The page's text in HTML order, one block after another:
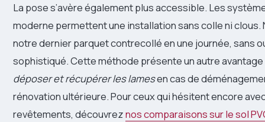
La pose s’avère également plus accessible. Les
moderne permettent une installation sans colle ni clous.
notre dernier parquet contrecollé en une journée, sans
sophistiqué. Cette méthode présente un autre
déposer et récupérer les lamesen cas de
rénovation ultérieure. Pour ceux qui hésitent encore
revêtements, découvreznos comparaisons sur le sol